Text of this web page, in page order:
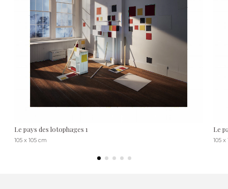
Le pays des lotophages 1
105 x 105 cm
Le
105 x